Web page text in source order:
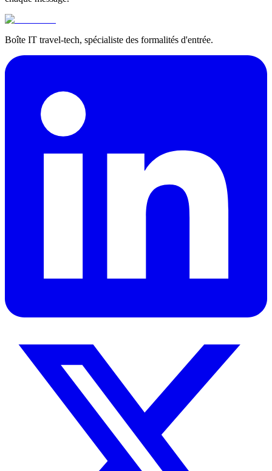
Boîte IT travel-tech, spécialiste des formalités d'entrée.